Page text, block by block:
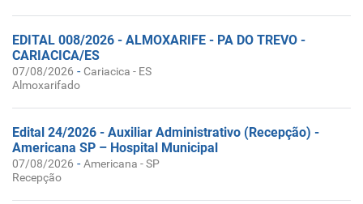
EDITAL 008/2026 - ALMOXARIFE - PA DO TREVO -
CARIACICA/ES
07/08/2026 - Cariacica - ES
Almoxarifado
Edital 24/2026 - Auxiliar Administrativo (Recepção) -
Americana SP – Hospital Municipal
07/08/2026 -Americana - SP
Recepção